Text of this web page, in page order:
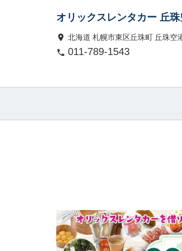
オリックスレンタカー 丘
北海道 札幌市東区丘珠町 丘珠空
011-789-1543